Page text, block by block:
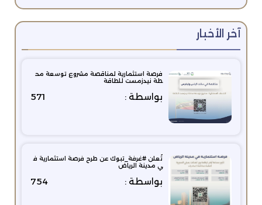
آخر الأخبار
فرصة استثمارية لمناقصة مشروع توسعة مح
طة نيدزمست للطاقة
بواسطة : 571
تُعلن #غرفة_تبوك عن طرح فرصة استثمارية ف
ي مدينة الرياض
بواسطة : 754